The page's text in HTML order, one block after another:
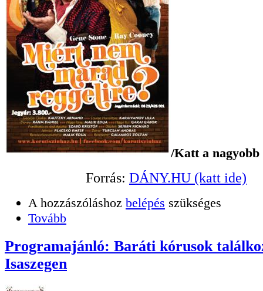
/Katt a
Forrás: DÁNY.HU (katt ide)
A hozzászóláshoz belépés szükséges
Tovább
Programajánló: Baráti kórusok
Isaszegen